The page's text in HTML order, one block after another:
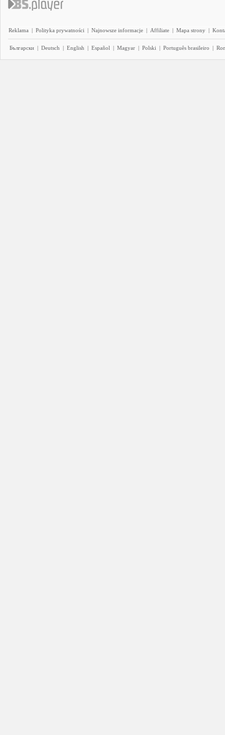
Reklama | Polityka prywatności | Najnowsze informacje | Affiliate | Mapa strony |
Български | Deutsch | English | Español | Magyar | Polski | Português brasileiro |